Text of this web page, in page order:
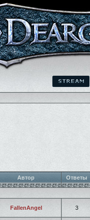
Автор Ответы
FallenAngel 3